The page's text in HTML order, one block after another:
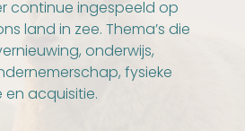
continue ingespeeld op
land in zee. Thema’s die
onderwijs,
fysieke
acquisitie.